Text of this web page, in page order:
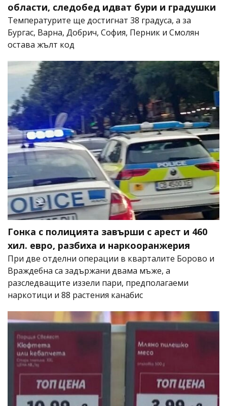
области, следобед идват бури и градушки
Температурите ще достигнат 38 градуса, а за
Бургас, Варна, Добрич, София, Перник и Смолян
остава жълт код
Гонка с полицията завърши с арест и 460
хил. евро, разбиха и наркооранжерия
При две отделни операции в кварталите Борово и
Враждебна са задържани двама мъже, а
разследващите иззели пари, предполагаеми
наркотици и 88 растения канабис